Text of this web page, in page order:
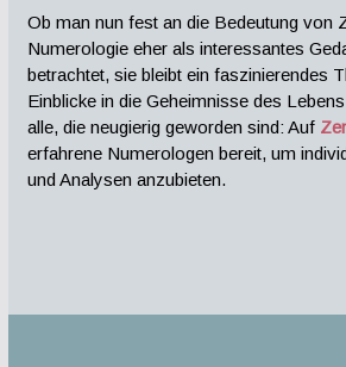
Ob man nun fest an die Bedeutung von
Numerologie eher als interessantes
betrachtet, sie bleibt ein faszinierendes
Einblicke in die Geheimnisse des
alle, die neugierig geworden sind: Auf
erfahrene Numerologen bereit, um
und Analysen anzubieten.